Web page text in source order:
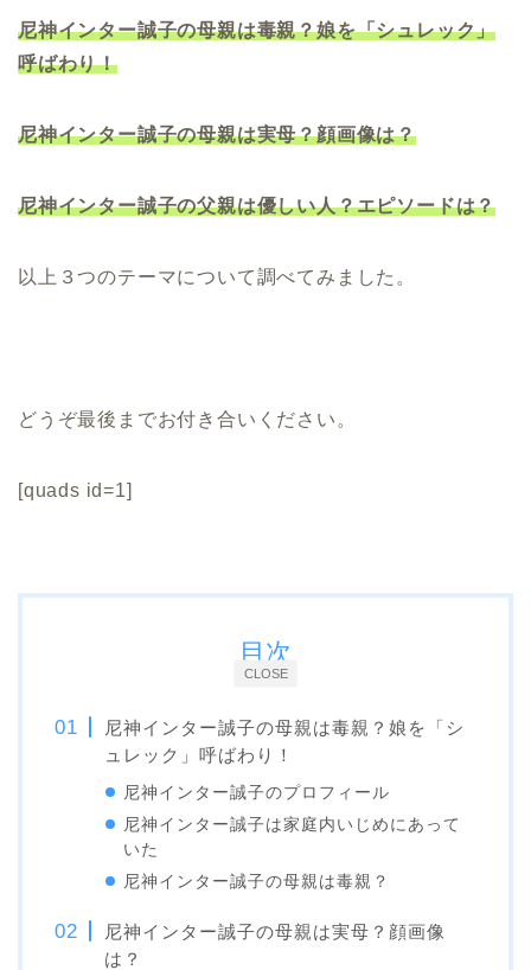
尼神インター誠子の母親は毒親？娘を「シュレック」
呼ばわり！
尼神インター誠子の母親は実母？顔画像は？
尼神インター誠子の父親は優しい人？エピソードは？
以上３つのテーマについて調べてみました。
どうぞ最後までお付き合いください。
[quads id=1]
CLOSE
目次
尼神インター誠子の母親は毒親？娘を「シ
ュレック」呼ばわり！
尼神インター誠子のプロフィール
尼神インター誠子は家庭内いじめにあって
いた
尼神インター誠子の母親は毒親？
尼神インター誠子の母親は実母？顔画像
は？